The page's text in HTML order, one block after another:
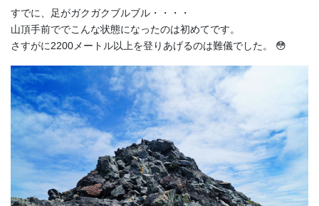
すでに、足がガクガクブルブル・・・・
山頂手前ででこんな状態になったのは初めてです。
さすがに2200メートル以上を登りあげるのは難儀でした。 😳